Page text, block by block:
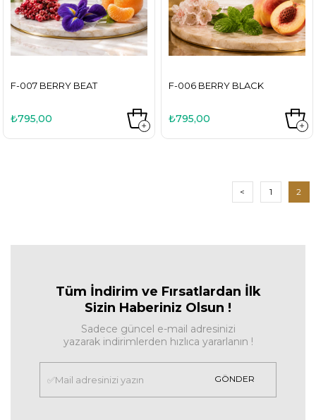
F-007 BERRY BEAT
₺795,00
F-006 BERRY BLACK
₺795,00
< 1 2
Tüm İndirim ve Fırsatlardan İlk
Sizin Haberiniz Olsun !
Sadece güncel e-mail adresinizi
yazarak indirimlerden hızlıca yararlanın !
GÖNDER